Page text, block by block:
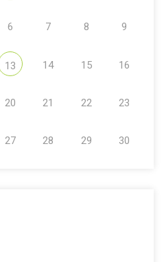
6 7 8 9
13 14 15 16
20 21 22 23
27 28 29 30